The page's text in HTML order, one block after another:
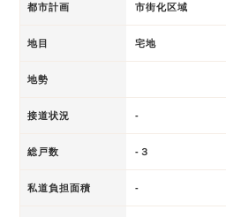
都市計画 市街化区域
地目 宅地
地勢
接道状況 -
総戸数 -３
私道負担面積 -